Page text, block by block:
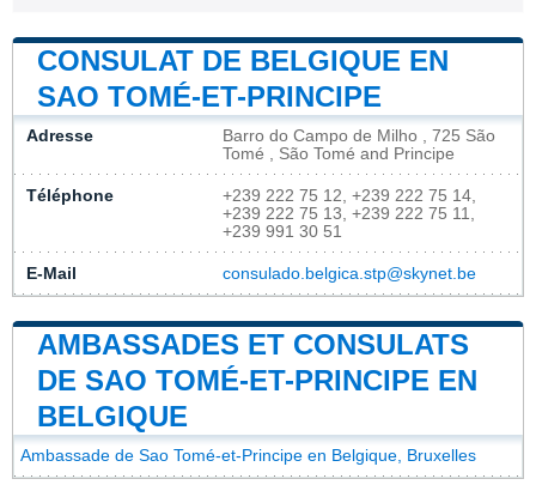
CONSULAT DE BELGIQUE EN
SAO TOMÉ-ET-PRINCIPE
Adresse
Barro do Campo de Milho , 725 São
Tomé , São Tomé and Principe
Téléphone
+239 222 75 12, +239 222 75 14,
+239 222 75 13, +239 222 75 11,
+239 991 30 51
E-Mail consulado.belgica.stp@skynet.be
AMBASSADES ET CONSULATS
DE SAO TOMÉ-ET-PRINCIPE EN
BELGIQUE
Ambassade de Sao Tomé-et-Principe en Belgique, Bruxelles